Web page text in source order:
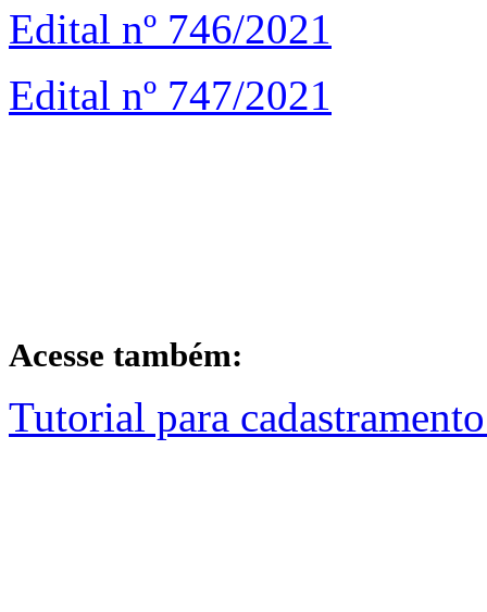
Edital nº 746/2021
Edital nº 747/2021
Acesse também:
Tutorial para